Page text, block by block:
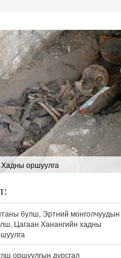
Хадны оршуулга
булш, Эртний монголчуудын
Цагаан Ханангийн хадны
оршуулгын дурсгал